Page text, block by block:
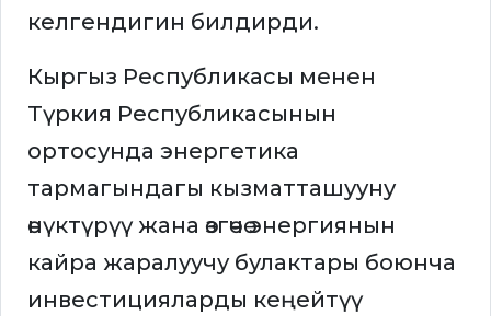
келгендигин билдирди.
Кыргыз Республикасы менен
Түркия Республикасынын
ортосунда энергетика
тармагындагы кызматташууну
өнүктүрүү жана өзгөчө энергиянын
кайра жаралуучу булактары боюнча
инвестицияларды кеңейтүү